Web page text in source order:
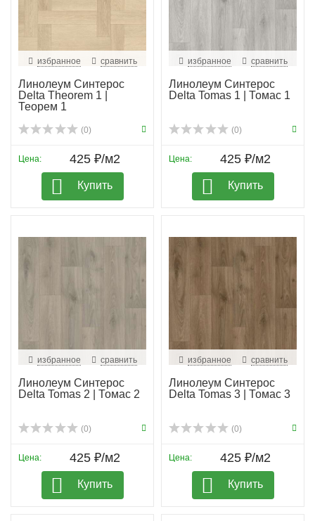
избранное сравнить
Линолеум Синтерос
Delta Theorem 1 |
Теорем 1
(0)
Цена: 425 ₽/м2
Купить
избранное сравнить
Линолеум Синтерос
Delta Tomas 1 | Томас 1
(0)
Цена: 425 ₽/м2
Купить
избранное сравнить
Линолеум Синтерос
Delta Tomas 2 | Томас 2
(0)
Цена: 425 ₽/м2
Купить
избранное сравнить
Линолеум Синтерос
Delta Tomas 3 | Томас 3
(0)
Цена: 425 ₽/м2
Купить